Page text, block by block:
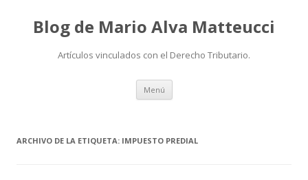
Blog de Mario Alva Matteucci
Artículos vinculados con el Derecho Tributario.
Menú Ir
contenido
ARCHIVO DE LA ETIQUETA: IMPUESTO PREDIAL